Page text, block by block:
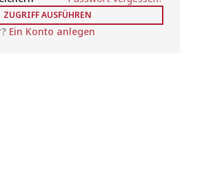
ZUGRIFF AUSFÜHREN
Ein Konto anlegen